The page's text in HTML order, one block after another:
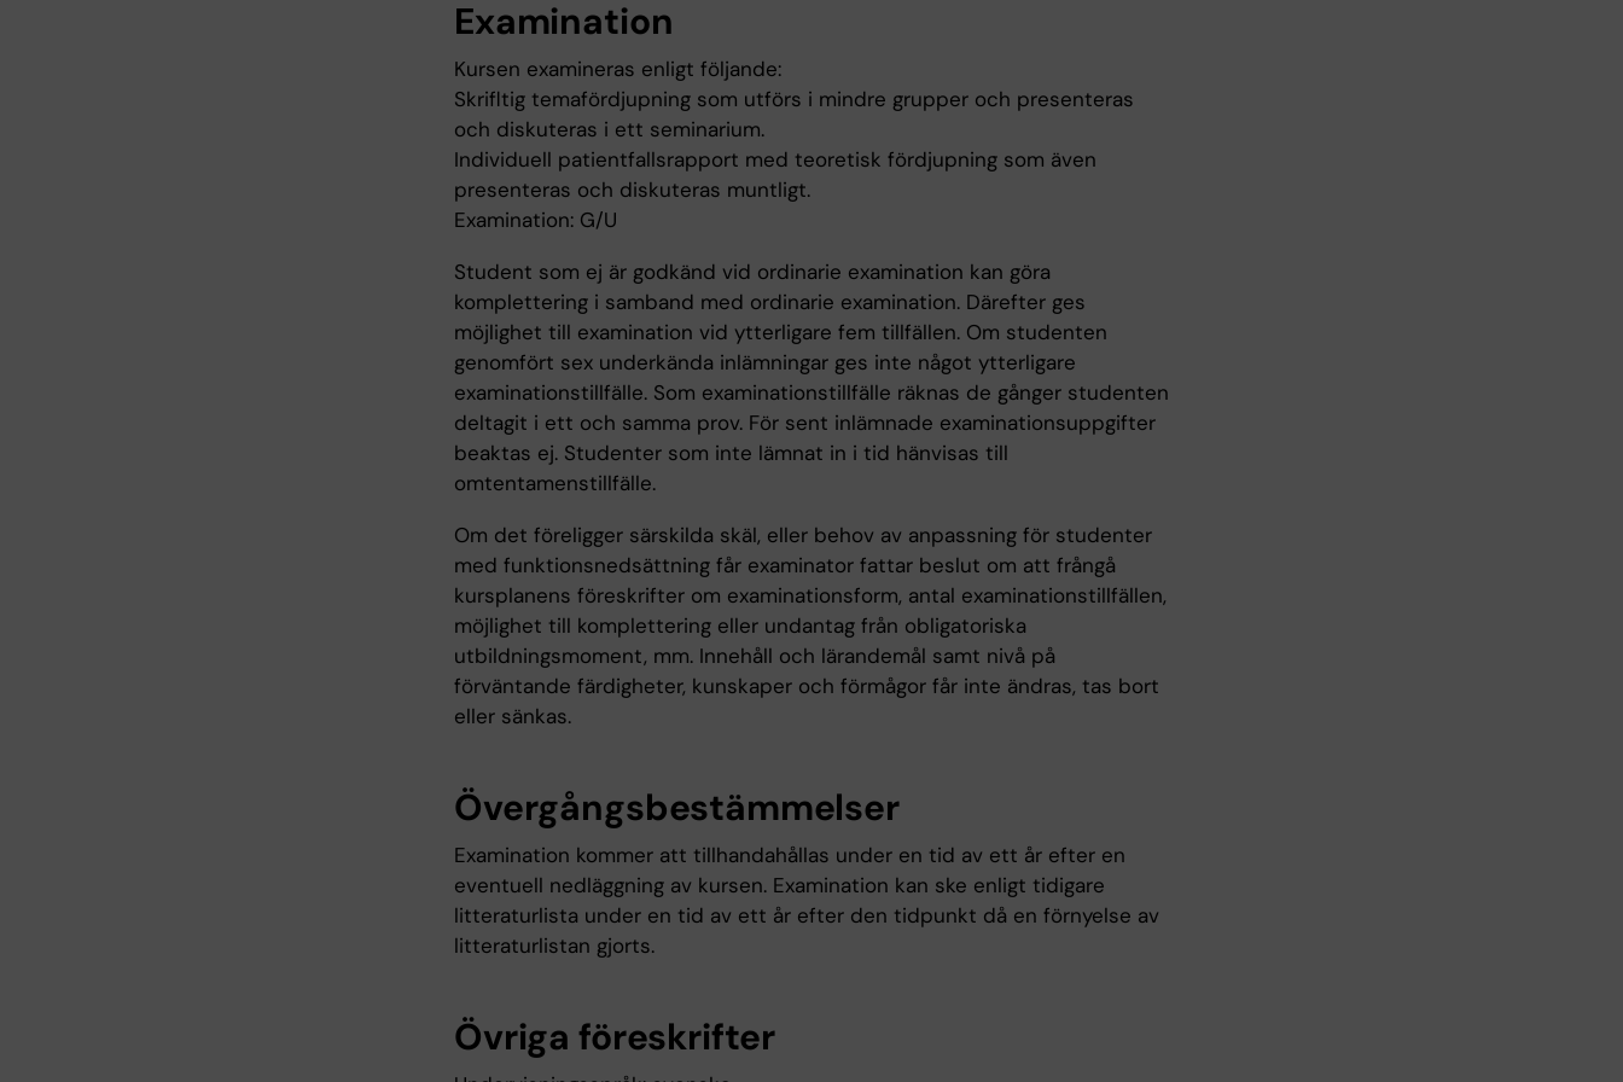
Examination
Kursen examineras enligt följande:
Skrifltig temafördjupning som utförs i mindre grupper och presenteras
och diskuteras i ett seminarium.
Individuell patientfallsrapport med teoretisk fördjupning som även
presenteras och diskuteras muntligt.
Examination: G/U
Student som ej är godkänd vid ordinarie examination kan göra
komplettering i samband med ordinarie examination. Därefter ges
möjlighet till examination vid ytterligare fem tillfällen. Om studenten
genomfört sex underkända inlämningar ges inte något ytterligare
examinationstillfälle. Som examinationstillfälle räknas de gånger studenten
deltagit i ett och samma prov. För sent inlämnade examinationsuppgifter
beaktas ej. Studenter som inte lämnat in i tid hänvisas till
omtentamenstillfälle.
Om det föreligger särskilda skäl, eller behov av anpassning för studenter
med funktionsnedsättning får examinator fattar beslut om att frångå
kursplanens föreskrifter om examinationsform, antal examinationstillfällen,
möjlighet till komplettering eller undantag från obligatoriska
utbildningsmoment, mm. Innehåll och lärandemål samt nivå på
förväntande färdigheter, kunskaper och förmågor får inte ändras, tas bort
eller sänkas.
Övergångsbestämmelser
Examination kommer att tillhandahållas under en tid av ett år efter en
eventuell nedläggning av kursen. Examination kan ske enligt tidigare
litteraturlista under en tid av ett år efter den tidpunkt då en förnyelse av
litteraturlistan gjorts.
Övriga föreskrifter